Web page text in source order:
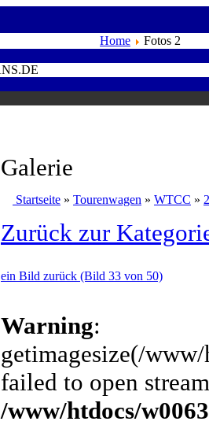
Home Fotos 2
Galerie
Startseite » Tourenwagen » WTCC »
Zurück zur
ein Bild zurück (Bild 33 von 50)
Warning:
getimagesize(/
failed to open
/www/htdocs/